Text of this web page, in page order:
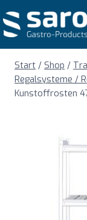
Inhalt
springen
Start / Shop /
Regalsysteme /
Kunstoffrosten